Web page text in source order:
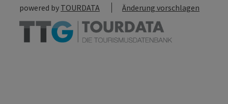
powered by TOURDATA Änderung vorschlagen